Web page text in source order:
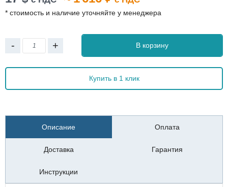
* стоимость и наличие уточняйте у менеджера
- + В корзину
Купить в 1 клик
Описание Оплата
Доставка Гарантия
Инструкции